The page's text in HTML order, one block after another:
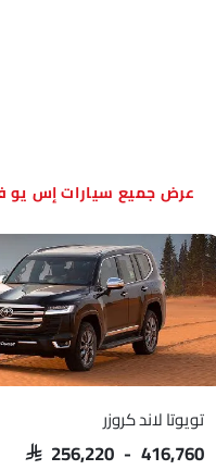
تويوتا لاند كروزر
SAR 256,220 - 416,760
سيارات إس يو